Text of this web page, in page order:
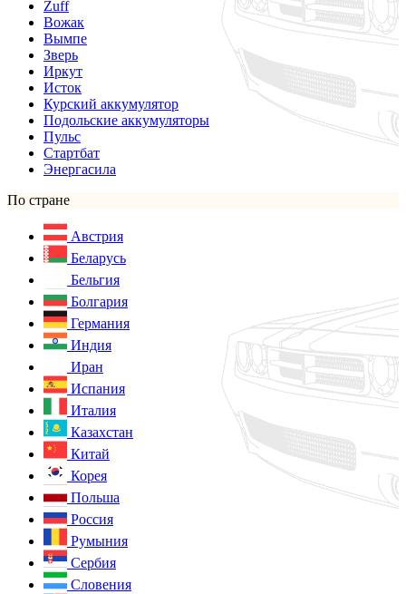
Zuff
Вожак
Вымпе
Зверь
Иркут
Исток
Курский аккумулятор
Подольские аккумуляторы
Пульс
Стартбат
Энергасила
По стране
Австрия
Беларусь
Бельгия
Болгария
Германия
Индия
Иран
Испания
Италия
Казахстан
Китай
Корея
Польша
Россия
Румыния
Сербия
Словения